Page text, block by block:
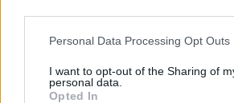
Personal Data Processing Opt Outs
I want to opt-out of the Sharing of
personal data.
Opted In
Sääennuste ulottuu nyt
marraskuulle – tältä
syksyn sää